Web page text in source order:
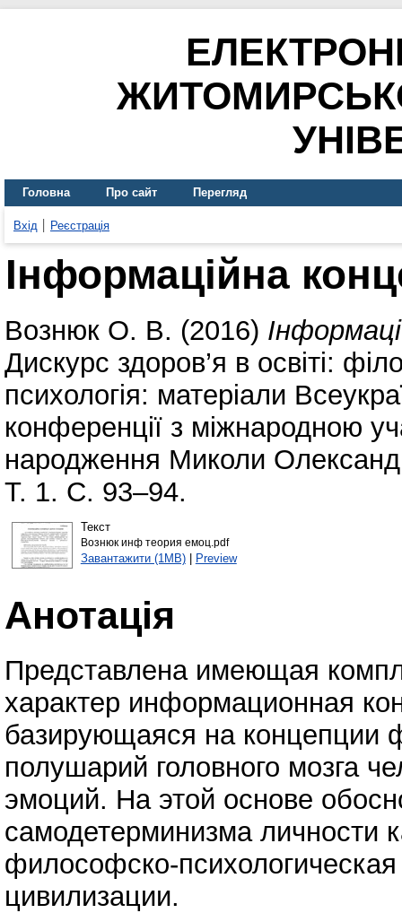
Головна Про сайт Перегляд
Вхід Реєстрація
Інформаційна
Вознюк О. В. (2016)
Дискурс здоров’я в освіті:
психологія: матеріали
конференції з міжнародною
народження Миколи
Т. 1. С. 93–94.
Текст
Вознюк инф теория емоц.pdf
Завантажити (1MB)| Preview
Анотація
Представлена имеющая
характер информационная
базирующаяся на концепции
полушарий головного мозга
эмоций. На этой основе
самодетерминизма личности
философско-
цивилизации.